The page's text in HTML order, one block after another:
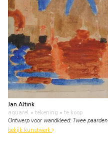
Jan Altink
aquarel • tekening • te koop
Ontwerp voor wandkleed: Twee paarden
bekijk kunstwerk